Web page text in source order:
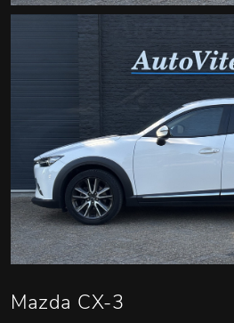
Mazda CX-3